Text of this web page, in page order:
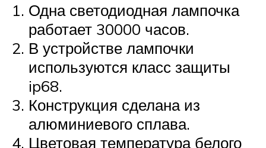
Одна светодиодная лампочка
работает 30000 часов.
В устройстве лампочки
используются класс защиты
ip68.
Конструкция сделана из
алюминиевого сплава.
Цветовая температура белого